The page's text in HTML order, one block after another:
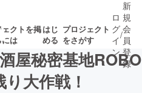
クトを掲
は
はじ
める
プロジェクト
をさがす
ロ
グ
イ
ン
/
新
規
会
員
登
録
屋秘密基地ROBO
大作戦！